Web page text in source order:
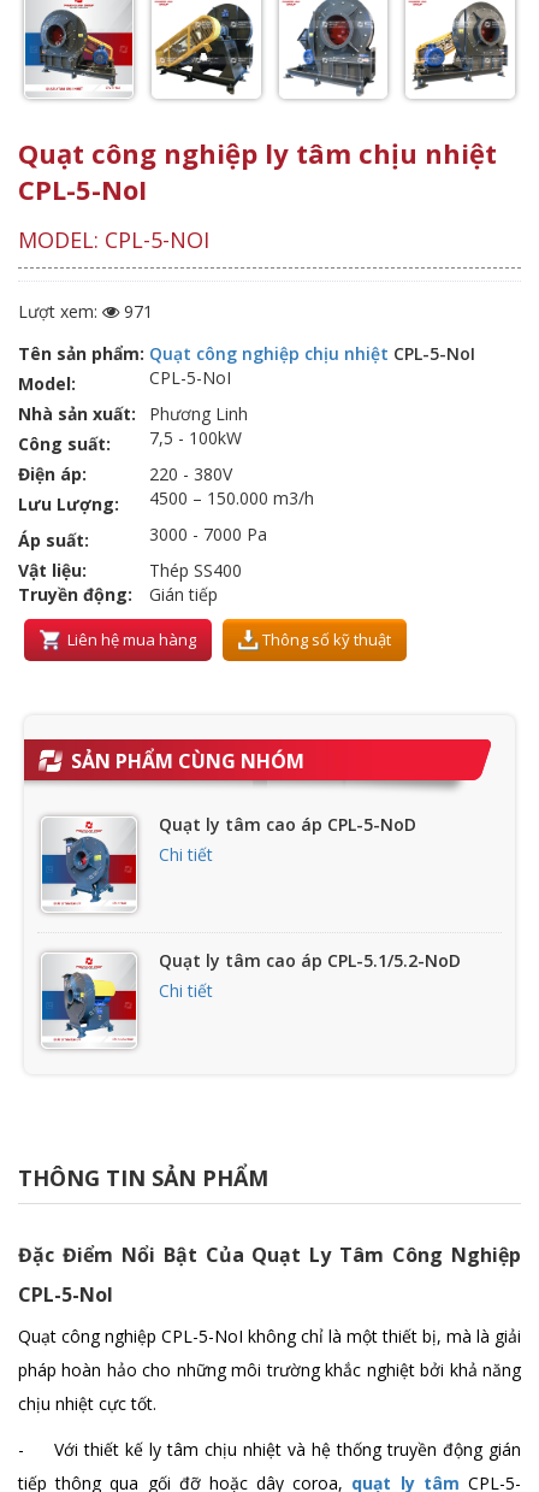
Quạt công nghiệp ly tâm chịu nhiệt
CPL-5-NoI
MODEL: CPL-5-NOI
Lượt xem:
971
Tên sản phẩm: Quạt công nghiệp chịu nhiệt CPL-5-NoI
Model:
CPL-5-NoI
Nhà sản xuất:
Phương Linh
Công suất:
7,5 - 100kW
Điện áp:
220 - 380V
Lưu Lượng:
4500 – 150.000 m3/h
Áp suất:
3000 - 7000 Pa
Vật liệu:
Thép SS400
Truyền động:
Gián tiếp
Liên hệ mua hàng Thông số kỹ thuật
SẢN PHẨM CÙNG NHÓM
Quạt ly tâm cao áp CPL-5-NoD
Chi tiết
Quạt ly tâm cao áp CPL-5.1/5.2-NoD
Chi tiết
CPL-5-NoI
Quạt hút bụi ly tâm hút sau hệ thống
THÔNG TIN SẢN PHẨM
Đặc Điểm Nổi Bật Của Quạt Ly Tâm Công Nghiệp
CPL-5-NoI
Quạt công nghiệp CPL-5-NoI không chỉ là một thiết bị, mà là giải
pháp hoàn hảo cho những môi trường khắc nghiệt bởi khả năng
chịu nhiệt cực tốt.
- Với thiết kế ly tâm chịu nhiệt và hệ thống truyền động gián
tiếp thông qua gối đỡ hoặc dây coroa, quạt ly tâm CPL-5-